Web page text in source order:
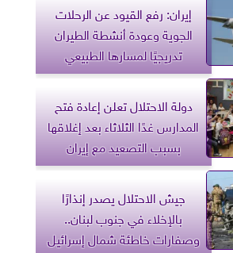
إيران: رفع القيود عن الرحلات
الجوية وعودة أنشطة الطيران
تدريجيًا لمسارها الطبيعي
دولة الاحتلال تعلن إعادة فتح
المدارس غدًا الثلاثاء بعد إغلاقها
بسبب التصعيد مع إيران
جيش الاحتلال يصدر إنذارًا
بالإخلاء في جنوب لبنان..
وصفارات خاطئة شمال إسرائيل